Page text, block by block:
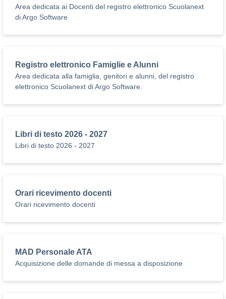
Area dedicata ai Docenti del registro elettronico Scuolanext
di Argo Software
Registro elettronico Famiglie e Alunni
Area dedicata alla famiglia, genitori e alunni, del registro
elettronico Scuolanext di Argo Software.
Libri di testo 2026 - 2027
Libri di testo 2026 - 2027
Orari ricevimento docenti
Orari ricevimento docenti
MAD Personale ATA
Acquisizione delle domande di messa a disposizione